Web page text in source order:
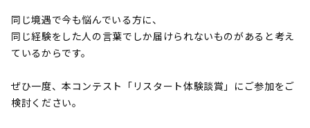
同じ境遇で今も悩んでいる方に、
同じ経験をした人の言葉でしか届けられないものがあると考え
ているからです。
ぜひ一度、本コンテスト「リスタート体験談賞」にご参加をご
検討ください。